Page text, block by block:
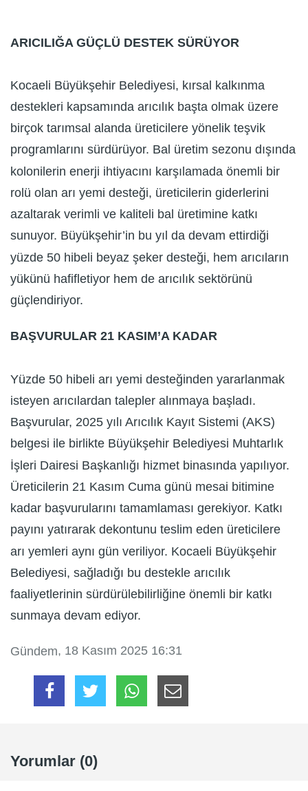
ARICILIĞA GÜÇLÜ DESTEK SÜRÜYOR
Kocaeli Büyükşehir Belediyesi, kırsal kalkınma
destekleri kapsamında arıcılık başta olmak üzere
birçok tarımsal alanda üreticilere yönelik teşvik
programlarını sürdürüyor. Bal üretim sezonu dışında
kolonilerin enerji ihtiyacını karşılamada önemli bir
rolü olan arı yemi desteği, üreticilerin giderlerini
azaltarak verimli ve kaliteli bal üretimine katkı
sunuyor. Büyükşehir’in bu yıl da devam ettirdiği
yüzde 50 hibeli beyaz şeker desteği, hem arıcıların
yükünü hafifletiyor hem de arıcılık sektörünü
güçlendiriyor.
BAŞVURULAR 21 KASIM’A KADAR
Yüzde 50 hibeli arı yemi desteğinden yararlanmak
isteyen arıcılardan talepler alınmaya başladı.
Başvurular, 2025 yılı Arıcılık Kayıt Sistemi (AKS)
belgesi ile birlikte Büyükşehir Belediyesi Muhtarlık
İşleri Dairesi Başkanlığı hizmet binasında yapılıyor.
Üreticilerin 21 Kasım Cuma günü mesai bitimine
kadar başvurularını tamamlaması gerekiyor. Katkı
payını yatırarak dekontunu teslim eden üreticilere
arı yemleri aynı gün veriliyor. Kocaeli Büyükşehir
Belediyesi, sağladığı bu destekle arıcılık
faaliyetlerinin sürdürülebilirliğine önemli bir katkı
sunmaya devam ediyor.
Gündem, 18 Kasım 2025 16:31
Yorumlar (0)